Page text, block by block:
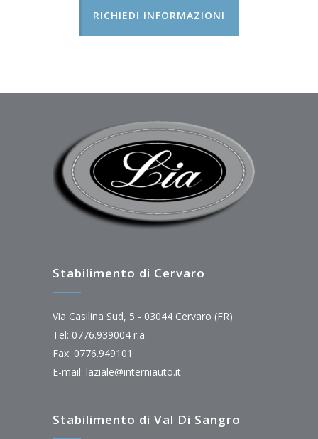
RICHIEDI INFORMAZIONI
Stabilimento di Cervaro
Via Casilina Sud, 5 - 03044 Cervaro (FR)
Tel: 0776.939004 r.a.
Fax: 0776.949101
E-mail: laziale@interniauto.it
Stabilimento di Val Di Sangro